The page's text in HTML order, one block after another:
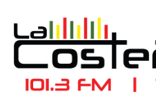
contenido